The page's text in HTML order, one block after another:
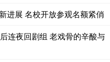
进展 名校开放参观名额紧俏
连夜回剧组 老戏骨的辛酸与